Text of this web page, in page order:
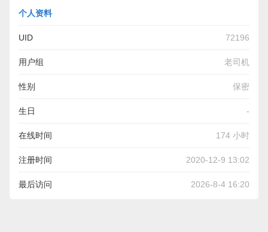
个人资料
UID 72196
用户组 老司机
性别 保密
生日 -
在线时间 174 小时
注册时间 2020-12-9 13:02
最后访问 2026-8-4 16:20